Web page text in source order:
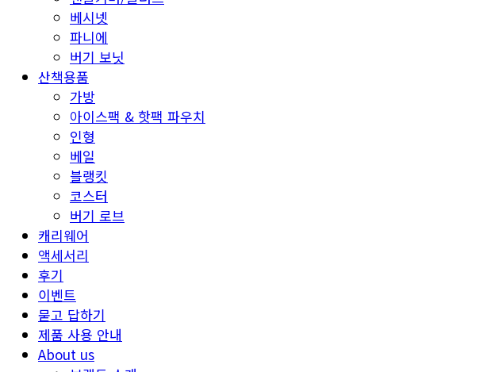
베시넷
파니에
버기 보닛
산책용품
가방
아이스팩 & 핫팩 파우치
인형
베일
블랭킷
코스터
버기 로브
캐리웨어
액세서리
후기
이벤트
묻고 답하기
제품 사용 안내
About us